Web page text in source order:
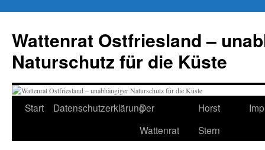
springen
Wattenrat Ostfriesland –
Naturschutz für die Küste
Start DatenschutzerklärungDer
Wattenrat
Horst
Stern